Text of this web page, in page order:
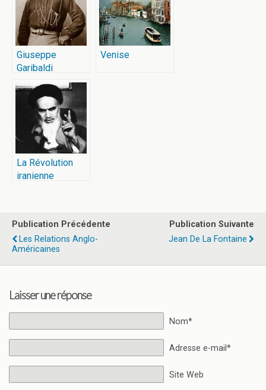
Giuseppe
Garibaldi
Venise
La Révolution
iranienne
Publication Précédente
Les Relations Anglo-
Américaines
Publication Suivante
Jean De La Fontaine
Laisser une réponse
Nom*
Adresse e-mail*
Site Web